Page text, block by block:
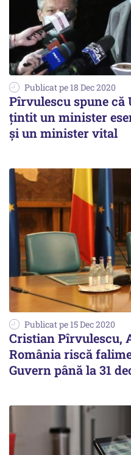
Publicat pe 18 Dec 2020
Pîrvulescu spune că
țintit un minister
și un minister vital
Publicat pe 15 Dec 2020
Cristian Pîrvulescu,
România riscă
Guvern până la 31